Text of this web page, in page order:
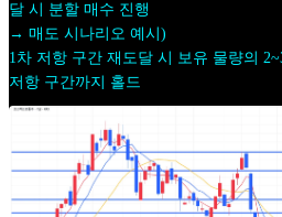
달 시 분할 매수 진행
→ 매도 시나리오 예시)
1차 저항 구간 재도달 시 보유 물량의
저항 구간까지 홀드